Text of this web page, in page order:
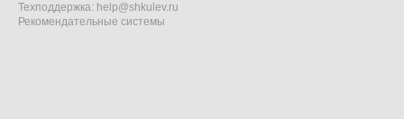
Техподдержка: help@shkulev.ru
Рекомендательные системы